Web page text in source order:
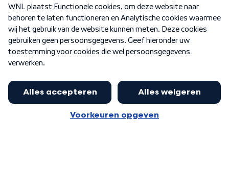
Nieuwsbrief
Word Lid